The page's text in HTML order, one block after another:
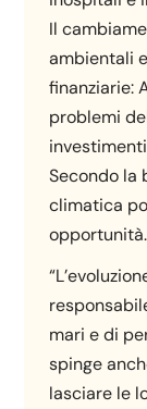
Il
ambientali
finanziarie:
problemi
Secondo la
climatica
opportunità.
mari e di
spinge
lasciare le